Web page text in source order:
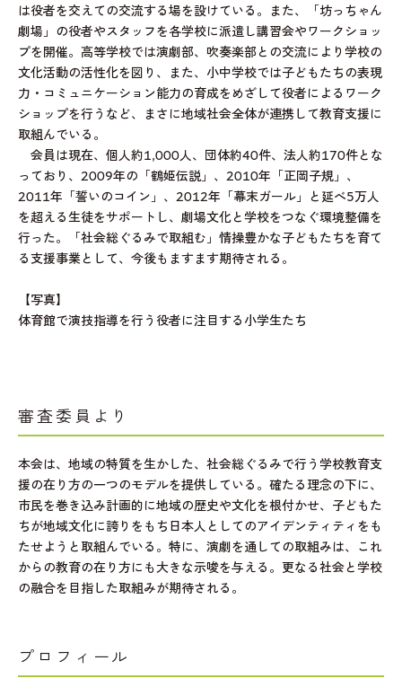
は役者を交えての交流する場を設けている。また、「坊っちゃん
劇場」の役者やスタッフを各学校に派遣し講習会やワークショッ
プを開催。高等学校では演劇部、吹奏楽部との交流により学校の
文化活動の活性化を図り、また、小中学校では子どもたちの表現
力・コミュニケーション能力の育成をめざして役者によるワーク
ショップを行うなど、まさに地域社会全体が連携して教育支援に
取組んでいる。
会員は現在、個人約1,000人、団体約40件、法人約170件とな
っており、2009年の「鶴姫伝説」、2010年「正岡子規」、
2011年「誓いのコイン」、2012年「幕末ガール」と延べ5万人
を超える生徒をサポートし、劇場文化と学校をつなぐ環境整備を
行った。「社会総ぐるみで取組む」情操豊かな子どもたちを育て
る支援事業として、今後もますます期待される。
【写真】
体育館で演技指導を行う役者に注目する小学生たち
審査委員より
本会は、地域の特質を生かした、社会総ぐるみで行う学校教育支
援の在り方の一つのモデルを提供している。確たる理念の下に、
市民を巻き込み計画的に地域の歴史や文化を根付かせ、子どもた
ちが地域文化に誇りをもち日本人としてのアイデンティティをも
たせようと取組んでいる。特に、演劇を通しての取組みは、これ
からの教育の在り方にも大きな示唆を与える。更なる社会と学校
の融合を目指した取組みが期待される。
プロフィール